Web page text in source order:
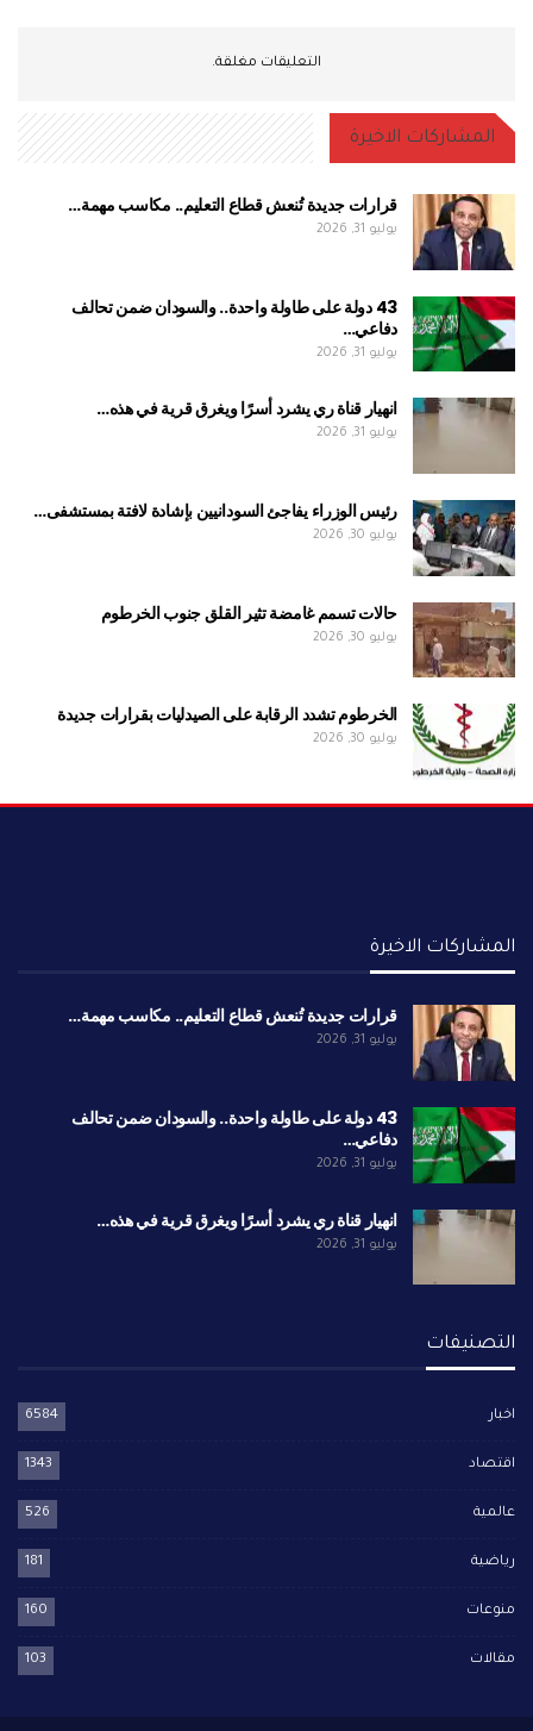
التعليقات مغلقة.
المشاركات الاخيرة
قرارات جديدة تُنعش قطاع التعليم.. مكاسب مهمة…
يوليو 31, 2026
43 دولة على طاولة واحدة.. والسودان ضمن تحالف
دفاعي…
يوليو 31, 2026
انهيار قناة ري يشرد أسرًا ويغرق قرية في هذه…
يوليو 31, 2026
رئيس الوزراء يفاجئ السودانيين بإشادة لافتة بمستشفى…
يوليو 30, 2026
حالات تسمم غامضة تثير القلق جنوب الخرطوم
يوليو 30, 2026
الخرطوم تشدد الرقابة على الصيدليات بقرارات جديدة
يوليو 30, 2026
المشاركات الاخيرة
قرارات جديدة تُنعش قطاع التعليم.. مكاسب مهمة…
يوليو 31, 2026
43 دولة على طاولة واحدة.. والسودان ضمن تحالف
دفاعي…
يوليو 31, 2026
انهيار قناة ري يشرد أسرًا ويغرق قرية في هذه…
يوليو 31, 2026
التصنيفات
اخبار 6584
اقتصاد 1343
عالمية 526
رياضية 181
منوعات 160
مقالات 103